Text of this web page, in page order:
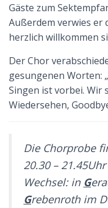
Gäste zum
Außerdem verwies er
herzlich willkommen
Der Chor
gesungenen Worten:
Singen ist vorbei. Wir
Wiedersehen,
Die Chorprobe
20.30 –
Wechsel: in G
Grebenroth im